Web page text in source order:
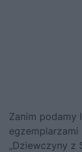
Zanim podamy
egzemplarzami
„Dziewczyny z